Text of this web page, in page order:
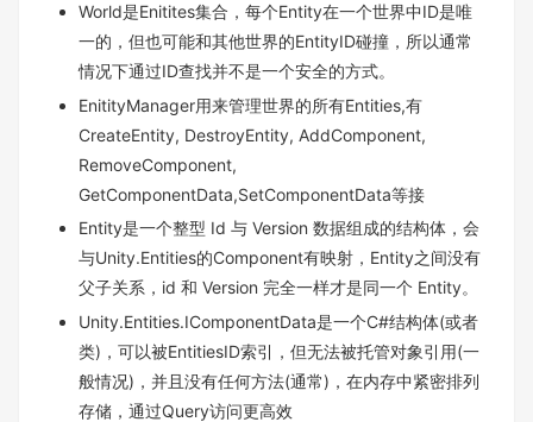
World是Enitites集合，每个Entity在一个世界中ID是唯
一的，但也可能和其他世界的EntityID碰撞，所以通常
情况下通过ID查找并不是一个安全的方式。
EnitityManager用来管理世界的所有Entities,有
CreateEntity, DestroyEntity, AddComponent,
RemoveComponent,
GetComponentData,SetComponentData等接
Entity是一个整型 Id 与 Version 数据组成的结构体，会
与Unity.Entities的Component有映射，Entity之间没有
父子关系，id 和 Version 完全一样才是同一个 Entity。
Unity.Entities.IComponentData是一个C#结构体(或者
类)，可以被EntitiesID索引，但无法被托管对象引用(一
般情况)，并且没有任何方法(通常)，在内存中紧密排列
存储，通过Query访问更高效